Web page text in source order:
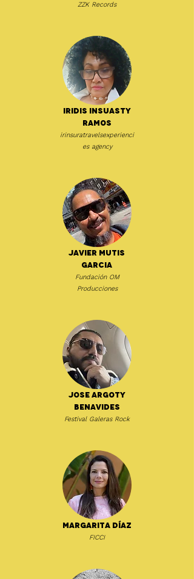
ZZK Records
Iridis Insuasty
Ramos
irinsuratravelsexperienci
es agency
Javier Mutis
Garcia
Fundación OM
Producciones
Jose Argoty
Benavides
Festival Galeras Rock
Margarita Díaz
FICCI